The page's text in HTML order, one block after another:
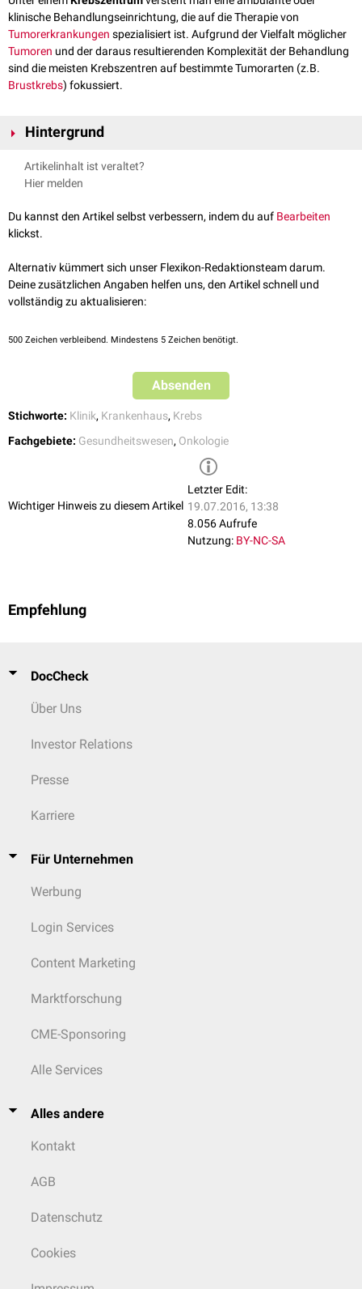
klinische Behandlungseinrichtung, die auf die Therapie von
Tumorerkrankungen spezialisiert ist. Aufgrund der Vielfalt möglicher
Tumoren und der daraus resultierenden Komplexität der Behandlung
sind die meisten Krebszentren auf bestimmte Tumorarten (z.B.
Brustkrebs) fokussiert.
Hintergrund
Der Begriff "Krebszentrum" wird in Deutschland nicht durch allgemein
verbindliche Richtlinien definiert, so dass für Patienten und einweisende
Einrichtungen schwierig ist. Ein Krebszentrum sollte u.a. folgende
Merkmale besitzen:
Qualitätssicherung
durch Anwendung von Therapieleitlinien
durch systematische Nachverfolgung der
Ausreichende quantitative Erfahrung (
Fallzahlen
Krebszentren können in Bezug auf ihren Einzugsbereich regional
(regionales Krebszentrum) oder überregional (nationales Krebszentrum)
ausgerichtet sein.
Artikelinhalt ist veraltet?
Hier melden
Du kannst den Artikel selbst verbessern, indem du auf Bearbeiten
klickst.
Alternativ kümmert sich unser Flexikon-Redaktionsteam darum.
Deine zusätzlichen Angaben helfen uns, den Artikel schnell und
vollständig zu aktualisieren:
500 Zeichen verbleibend. Mindestens 5 Zeichen benötigt.
Absenden
Stichworte: Klinik, Krankenhaus, Krebs
Fachgebiete: Gesundheitswesen, Onkologie
Wichtiger Hinweis zu diesem Artikel
Letzter Edit:
19.07.2016, 13:38
8.056 Aufrufe
Nutzung: BY-NC-SA
Empfehlung
DocCheck
Über Uns
Investor Relations
Presse
Karriere
Für Unternehmen
Werbung
Login Services
Content Marketing
Marktforschung
CME-Sponsoring
Alle Services
Alles andere
Kontakt
AGB
Datenschutz
Cookies